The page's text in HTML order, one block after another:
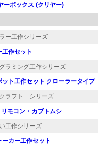
ーボックス (クリヤー)
ー工作シリーズ
工作セット
ラミング工作シリーズ
ット工作セット クローラータイプ
ラフト シリーズ
モコン・カブトムシ
工作シリーズ
カー工作セット
）
）